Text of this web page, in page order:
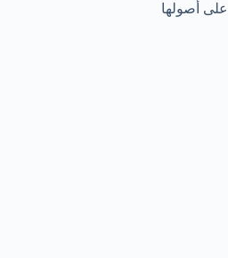
على أصولها